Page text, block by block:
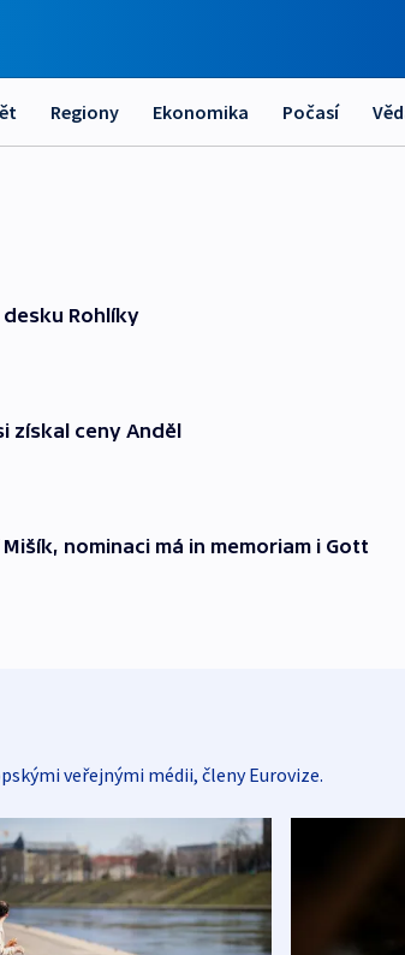
Regiony Ekonomika Počasí
Rohlíky
získal ceny Anděl
nominaci má in memoriam i Gott
veřejnými médii, členy Eurovize.